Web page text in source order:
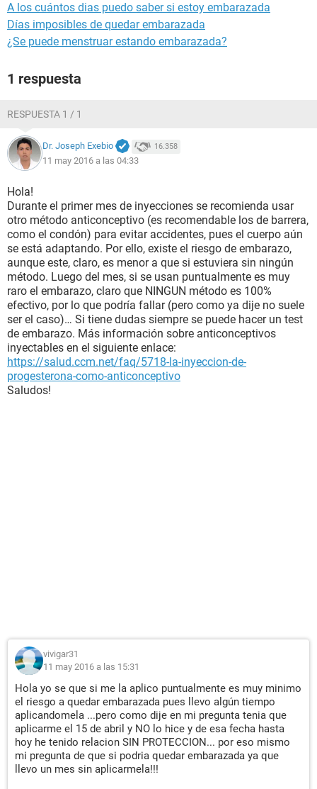
A los cuántos dias puedo saber si estoy embarazada
Días imposibles de quedar embarazada
¿Se puede menstruar estando embarazada?
1 respuesta
RESPUESTA 1 / 1
Dr. Joseph Exebio 16.358
11 may 2016 a las 04:33
Hola!
Durante el primer mes de inyecciones se recomienda usar
otro método anticonceptivo (es recomendable los de barrera,
como el condón) para evitar accidentes, pues el cuerpo aún
se está adaptando. Por ello, existe el riesgo de embarazo,
aunque este, claro, es menor a que si estuviera sin ningún
método. Luego del mes, si se usan puntualmente es muy
raro el embarazo, claro que NINGUN método es 100%
efectivo, por lo que podría fallar (pero como ya dije no suele
ser el caso)… Si tiene dudas siempre se puede hacer un test
de embarazo. Más información sobre anticonceptivos
inyectables en el siguiente enlace:
https://salud.ccm.net/faq/5718-la-inyeccion-de-
progesterona-como-anticonceptivo
Saludos!
vivigar31
11 may 2016 a las 15:31
Hola yo se que si me la aplico puntualmente es muy minimo
el riesgo a quedar embarazada pues llevo algún tiempo
aplicandomela ...pero como dije en mi pregunta tenia que
aplicarme el 15 de abril y NO lo hice y de esa fecha hasta
hoy he tenido relacion SIN PROTECCION... por eso mismo
mi pregunta de que si podria quedar embarazada ya que
llevo un mes sin aplicarmela!!!